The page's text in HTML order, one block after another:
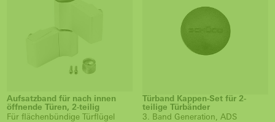
Aufsatzband für nach innen
öffnende Türen, 2-teilig
Für flächenbündige Türflügel
Türband Kappen-Set für 2-
teilige Türbänder
3. Band Generation, ADS